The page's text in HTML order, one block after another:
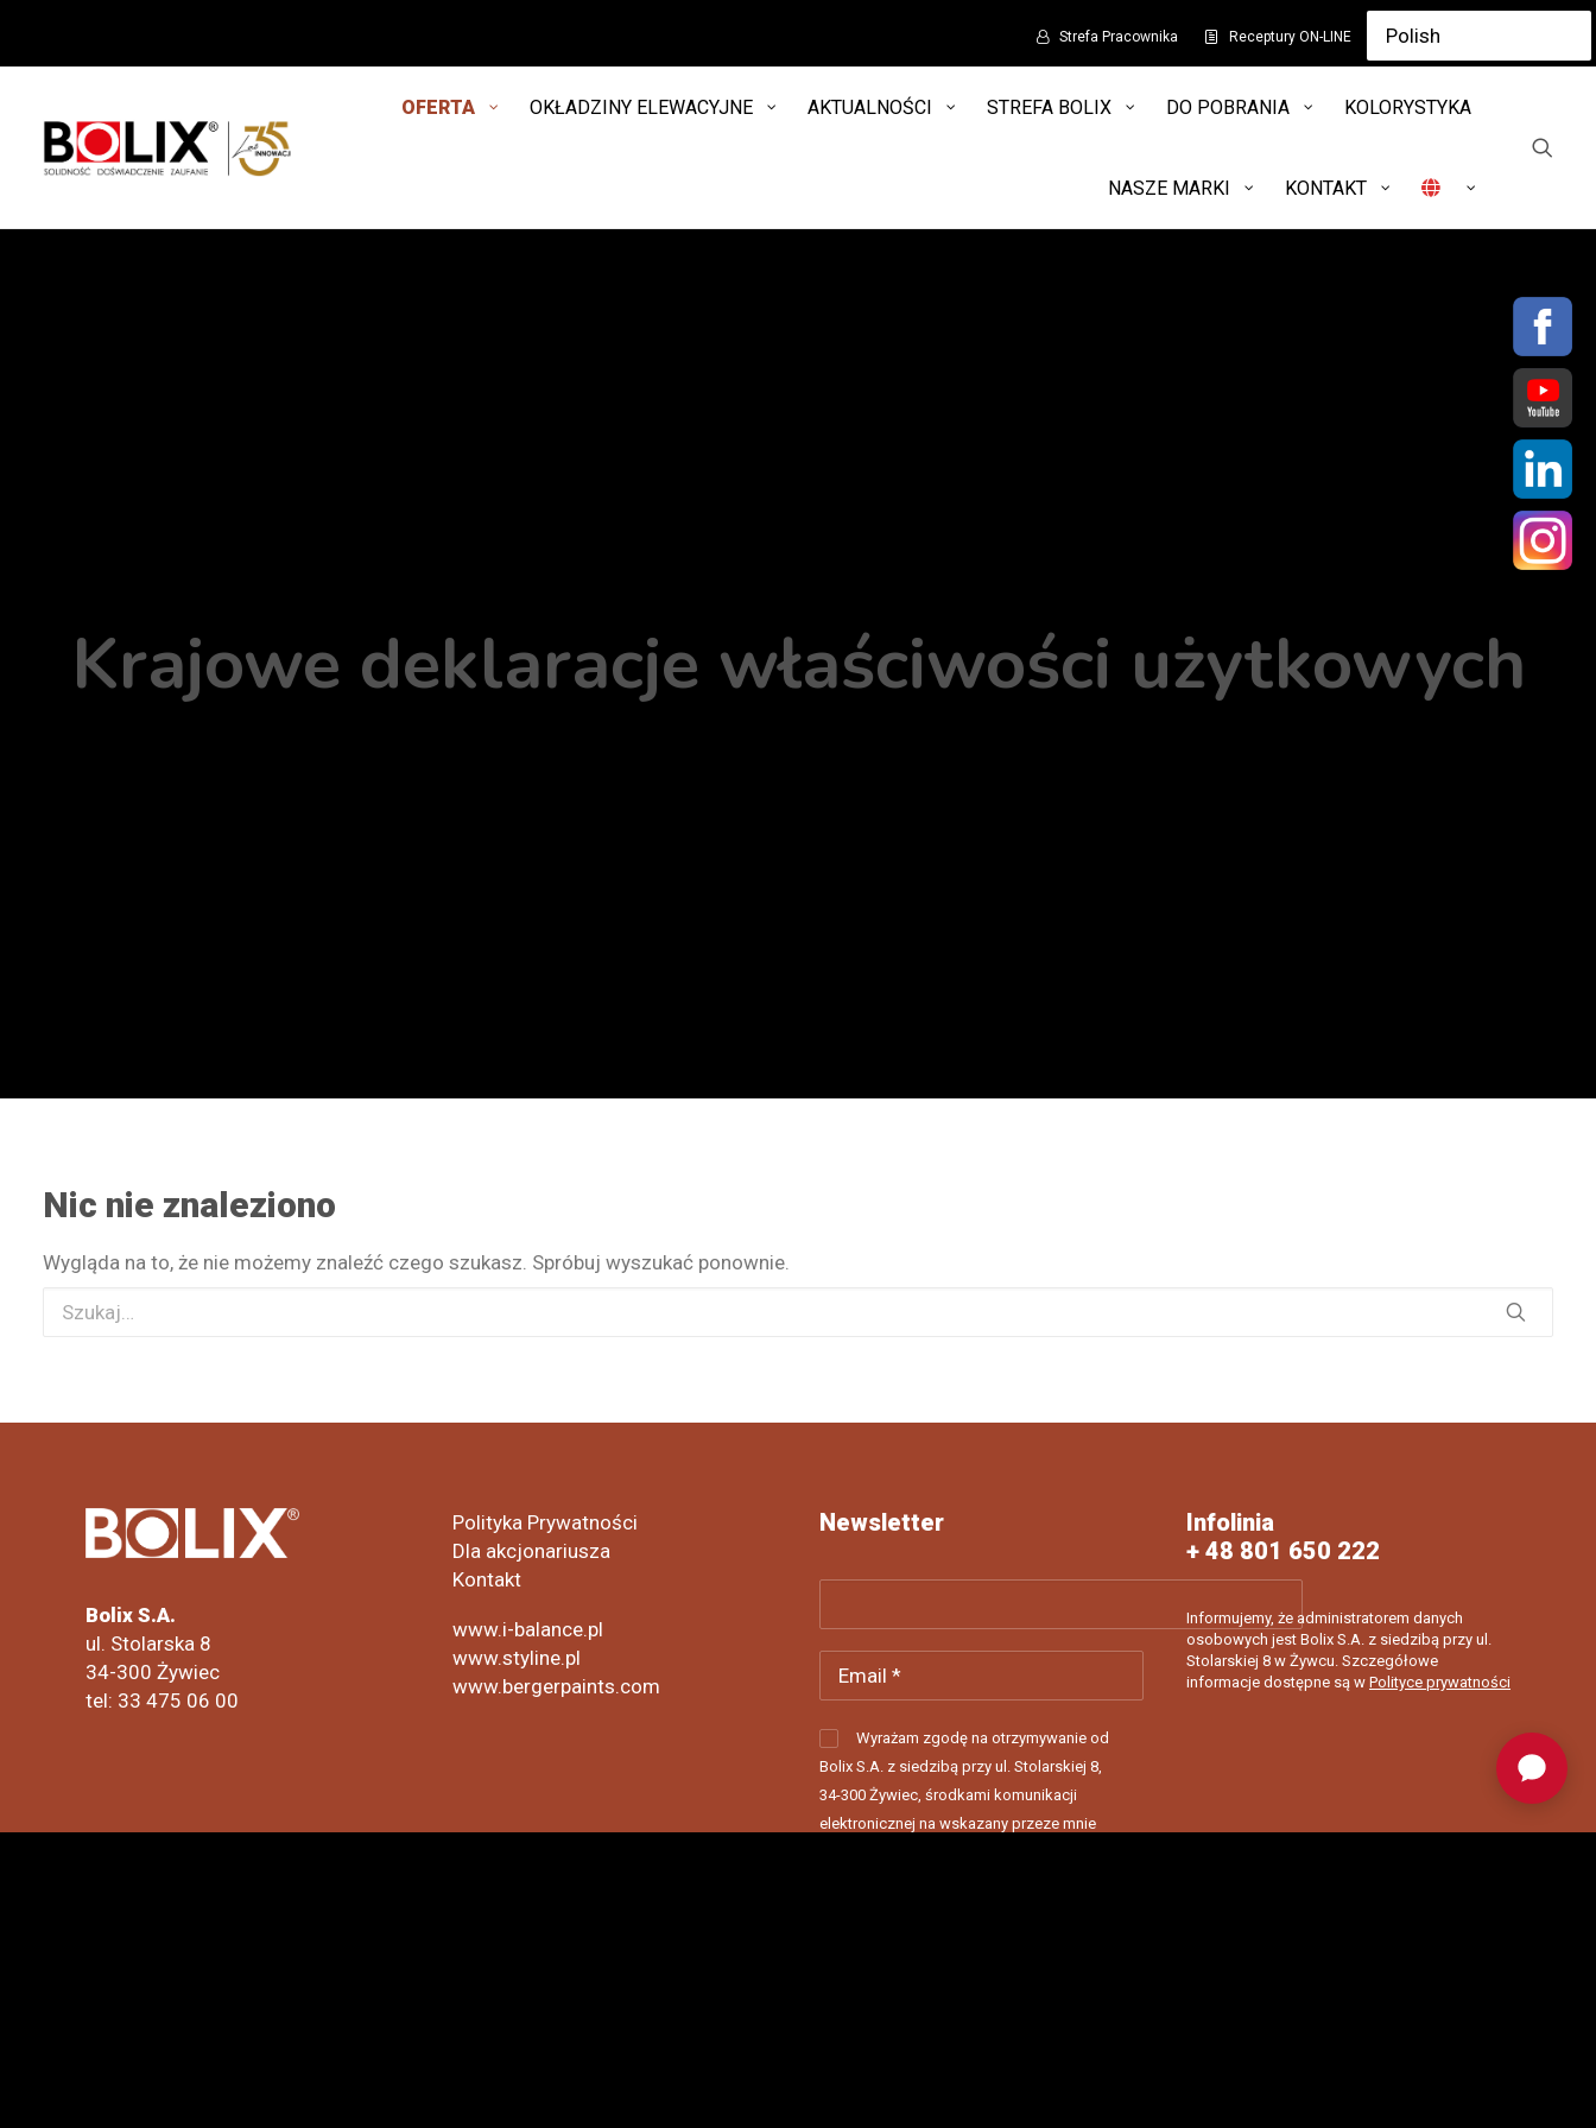
Strefa Pracownika Receptury ON-LINE
OFERTA OKŁADZINY ELEWACYJNE AKTUALNOŚCI STREFA BOLIX DO POBRANIA KOLORYSTYKA
NASZE MARKI KONTAKT
Krajowe deklaracje właściwości użytkowych
Nic nie znaleziono
Wygląda na to, że nie możemy znaleźć czego szukasz. Spróbuj wyszukać ponownie.
Bolix S.A.
ul. Stolarska 8
34-300 Żywiec
tel: 33 475 06 00
Polityka Prywatności
Dla akcjonariusza
Kontakt
www.i-balance.pl
www.styline.pl
www.bergerpaints.com
Newsletter
Wyrażam zgodę na otrzymywanie od
Bolix S.A. z siedzibą przy ul. Stolarskiej 8,
34-300 Żywiec, środkami komunikacji
elektronicznej na wskazany przeze mnie
Infolinia
+ 48 801 650 222
Informujemy, że administratorem danych
osobowych jest Bolix S.A. z siedzibą przy ul.
Stolarskiej 8 w Żywcu. Szczegółowe
informacje dostępne są w Polityce prywatności